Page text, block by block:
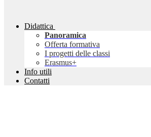
Didattica
Panoramica
Offerta formativa
I progetti delle classi
Erasmus+
Info utili
Contatti